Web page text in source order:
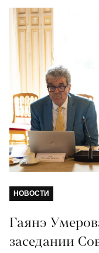
НОВОСТИ
Гаянэ
заседании